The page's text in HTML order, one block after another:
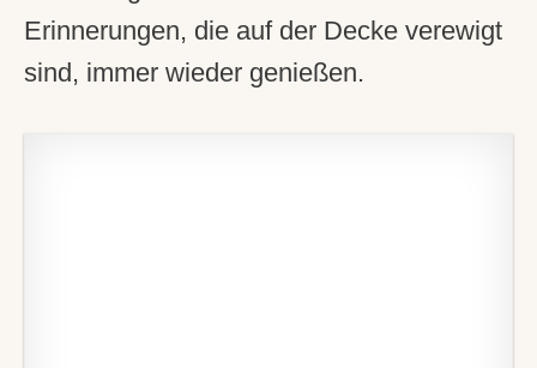
Erinnerungen, die auf der Decke verewigt
sind, immer wieder genießen.